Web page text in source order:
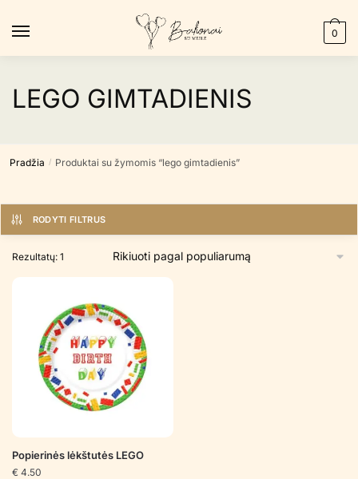
0
LEGO GIMTADIENIS
Pradžia / Produktai su žymomis “lego gimtadienis”
RODYTI FILTRUS
Rezultatų: 1
Popierinės lėkštutės LEGO
€ 4.50